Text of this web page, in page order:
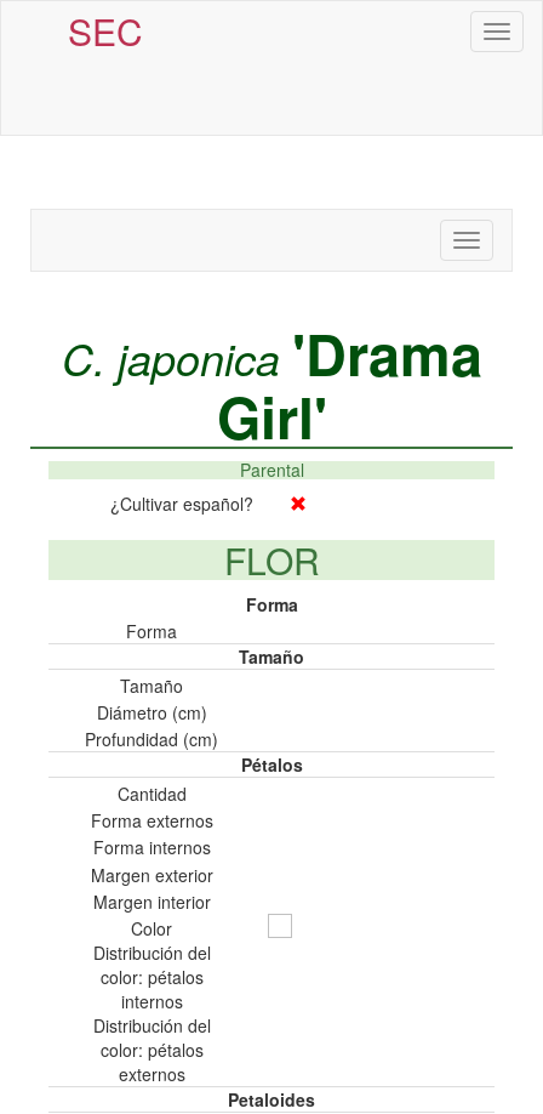
SEC
Toggle
navigation
C. japonica 'Drama
Girl'
Parental
¿Cultivar español?
FLOR
Forma
Forma
Tamaño
Tamaño
Diámetro (cm)
Profundidad (cm)
Pétalos
Cantidad
Forma externos
Forma internos
Margen exterior
Margen interior
Color
Distribución del
color: pétalos
internos
Distribución del
color: pétalos
externos
Petaloides